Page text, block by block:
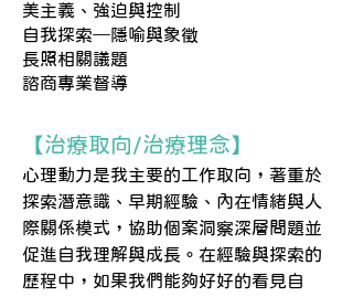
美主義、強迫與控制
自我探索─隱喻與象徵
長照相關議題
諮商專業督導
【治療取向/治療理念】
心理動力是我主要的工作取向，著重於
探索潛意識、早期經驗、內在情緒與人
際關係模式，協助個案洞察深層問題並
促進自我理解與成長。在經驗與探索的
歷程中，如果我們能夠好好的看見自